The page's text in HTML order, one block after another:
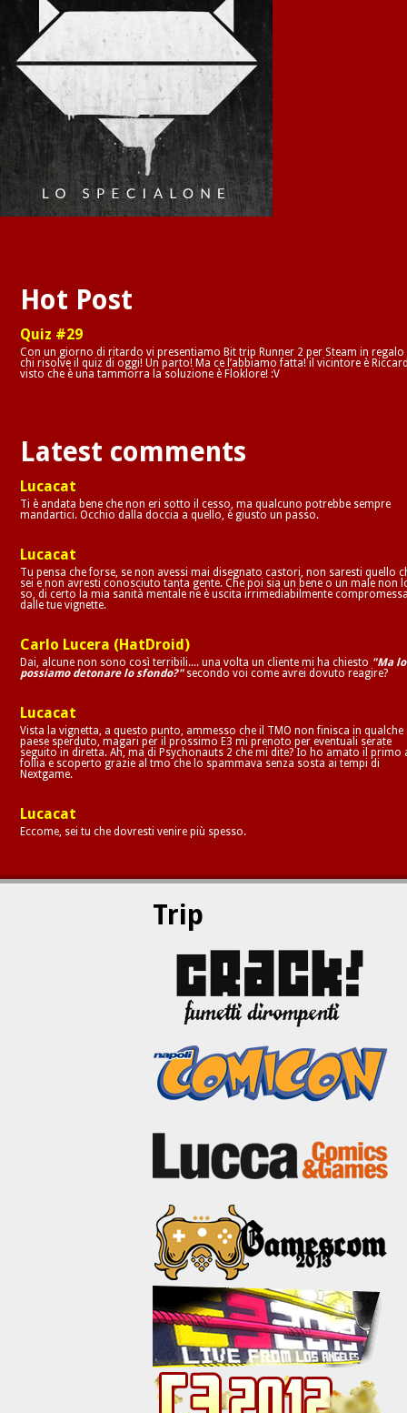
Hot Post
Quiz #29
Con un giorno di ritardo vi presentiamo Bit trip Runner 2 per Steam in regalo
chi risolve il quiz di oggi! Un parto! Ma ce l’abbiamo fatta! il vicintore è
visto che è una tammorra la soluzione è Floklore! :V
Latest comments
Lucacat
Ti è andata bene che non eri sotto il cesso, ma qualcuno potrebbe sempre
mandartici. Occhio dalla doccia a quello, è giusto un passo.
Lucacat
Tu pensa che forse, se non avessi mai disegnato castori, non saresti quello
sei e non avresti conosciuto tanta gente. Che poi sia un bene o un male non
so, di certo la mia sanità mentale ne è uscita irrimediabilmente
dalle tue vignette.
Carlo Lucera (HatDroid)
Dai, alcune non sono così terribili.... una volta un cliente mi ha chiesto "Ma lo
possiamo detonare lo sfondo?"secondo voi come avrei dovuto reagire?
Lucacat
Vista la vignetta, a questo punto, ammesso che il TMO non finisca in qualche
paese sperduto, magari per il prossimo E3 mi prenoto per eventuali serate
seguito in diretta. Ah, ma di Psychonauts 2 che mi dite? Io ho amato il primo
follia e scoperto grazie al tmo che lo spammava senza sosta ai tempi di
Nextgame.
Lucacat
Eccome, sei tu che dovresti venire più spesso.
Trip